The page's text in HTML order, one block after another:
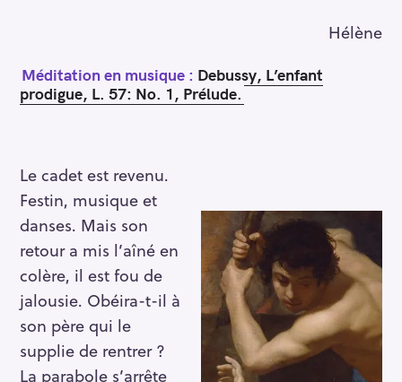
Hélène
Méditation en musique : Debussy, L’enfant
prodigue, L. 57: No. 1, Prélude.
Le cadet est revenu.
Festin, musique et
danses. Mais son
retour a mis l’aîné en
colère, il est fou de
jalousie. Obéira-t-il à
son père qui le
supplie de rentrer ?
La parabole s’arrête